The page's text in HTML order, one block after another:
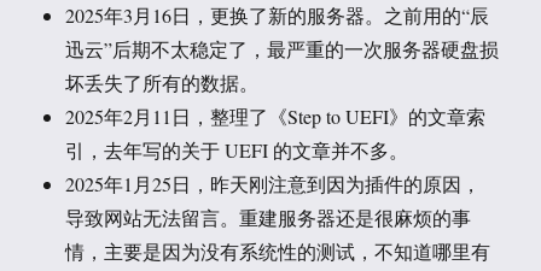
2025年3月16日，更换了新的服务器。之前用的“辰
迅云”后期不太稳定了，最严重的一次服务器硬盘损
坏丢失了所有的数据。
2025年2月11日，整理了《Step to UEFI》的文章索
引，去年写的关于 UEFI 的文章并不多。
2025年1月25日，昨天刚注意到因为插件的原因，
导致网站无法留言。重建服务器还是很麻烦的事
情，主要是因为没有系统性的测试，不知道哪里有